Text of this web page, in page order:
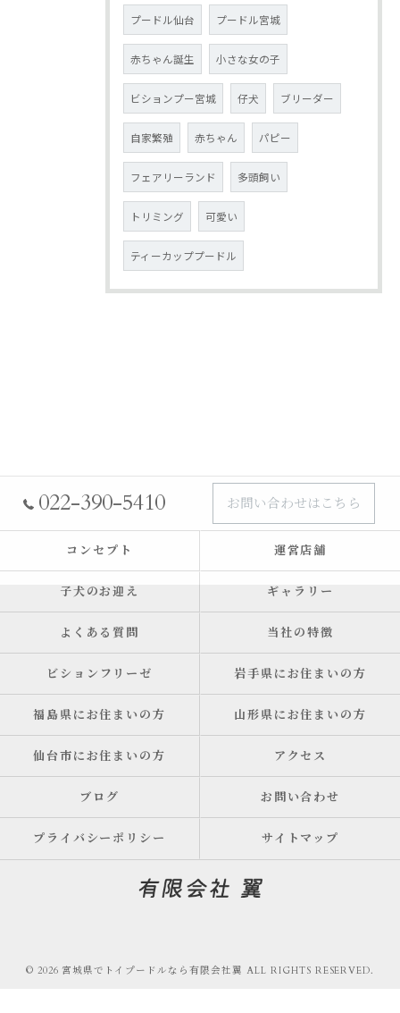
プードル仙台 プードル宮城
赤ちゃん誕生 小さな女の子
ビションプー宮城 仔犬 ブリーダー
自家繁殖 赤ちゃん パピー
フェアリーランド 多頭飼い
トリミング 可愛い
ティーカッププードル
022-390-5410 お問い合わせはこちら
コンセプト 運営店舗
子犬のお迎え ギャラリー
よくある質問 当社の特徴
ビションフリーゼ 岩手県にお住まいの方
福島県にお住まいの方 山形県にお住まいの方
仙台市にお住まいの方 アクセス
ブログ お問い合わせ
プライバシーポリシー サイトマップ
© 2026 宮城県でトイプードルなら有限会社翼 ALL RIGHTS RESERVED.